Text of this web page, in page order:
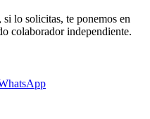
lo solicitas, te ponemos en
colaborador independiente.